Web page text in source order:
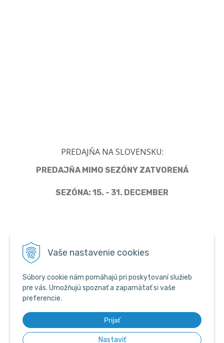
Vaše nastavenie cookies
Súbory cookie nám pomáhajú pri poskytovaní služieb
pre vás. Umožňujú spoznať a zapamätať si vaše
preferencie.
Prijať
Nastaviť
PREDAJŇA NA SLOVENSKU:
PREDAJŇA MIMO SEZÓNY ZATVORENÁ
SEZÓNA: 15. - 31. DECEMBER